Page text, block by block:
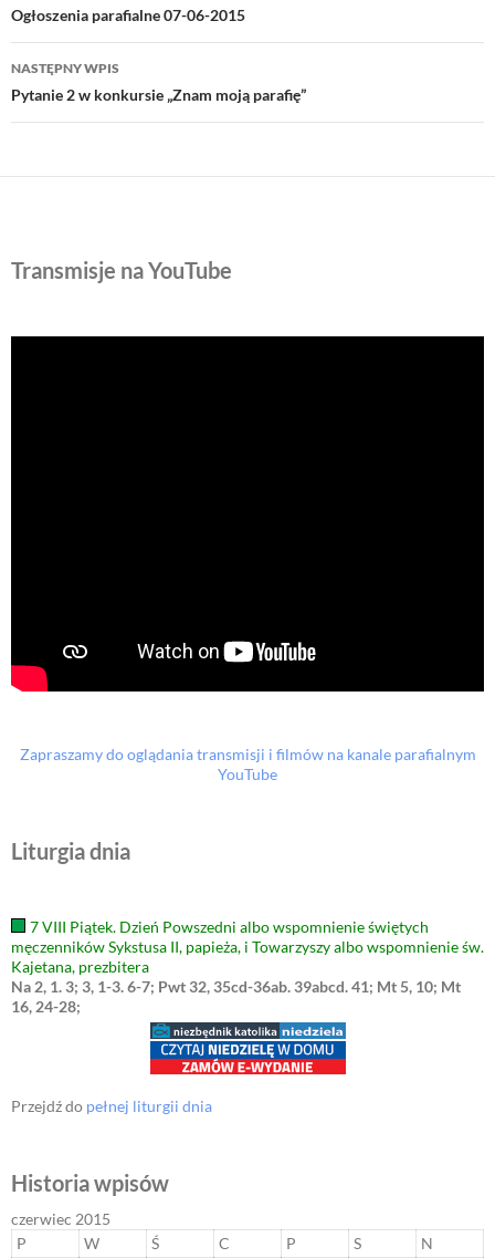
wpisu
Ogłoszenia parafialne 07-06-2015
NASTĘPNY WPIS
Pytanie 2 w konkursie „Znam moją parafię”
Transmisje na YouTube
Zapraszamy do oglądania transmisji i filmów na kanale parafialnym
YouTube
Liturgia dnia
7 VIII Piątek. Dzień Powszedni albo wspomnienie świętych
męczenników Sykstusa II, papieża, i Towarzyszy albo wspomnienie św.
Kajetana, prezbitera
Na 2, 1. 3; 3, 1-3. 6-7; Pwt 32, 35cd-36ab. 39abcd. 41; Mt 5, 10; Mt
16, 24-28;
Przejdź do pełnej liturgii dnia
Historia wpisów
czerwiec 2015
P
W Ś C P S
N